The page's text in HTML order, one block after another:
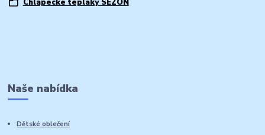
Chlapecké tepláky SEZON
Naše nabídka
Dětské oblečení